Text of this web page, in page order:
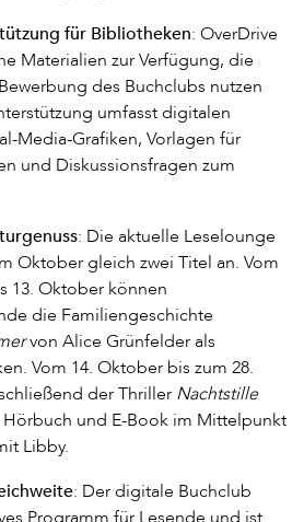
für Bibliotheken: OverDrive
Materialien zur Verfügung, die
des Buchclubs nutzen
umfasst digitalen
Media-Grafiken, Vorlagen für
und Diskussionsfragen zum
: Die aktuelle Leselounge
Oktober gleich zwei Titel an. Vom
13. Oktober können
die Familiengeschichte
von Alice Grünfelder als
Vom 14. Oktober bis zum 28.
der Thriller Nachtstille
Hörbuch und E-Book im Mittelpunkt
Libby.
: Der digitale Buchclub
Programm für Lesende und ist